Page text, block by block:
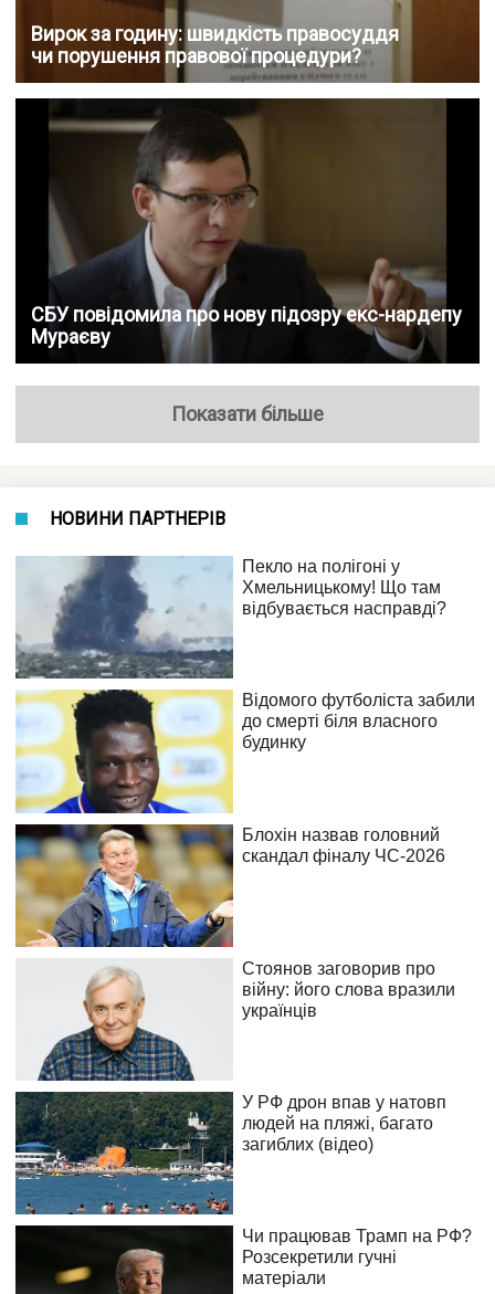
Вирок за годину: швидкість правосуддя
чи порушення правової процедури?
СБУ повідомила про нову підозру екс-нардепу
Мураєву
Показати більше
НОВИНИ ПАРТНЕРІВ